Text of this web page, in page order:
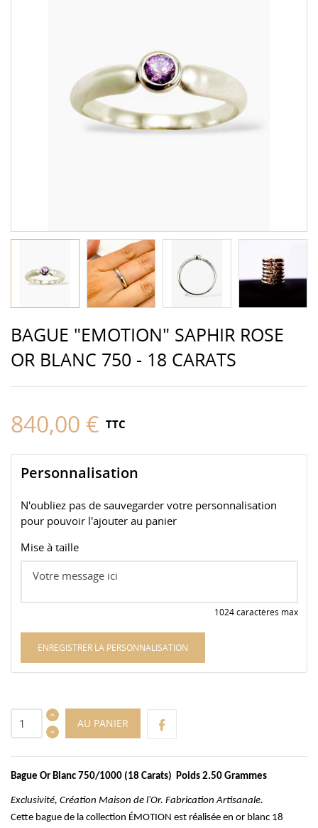
BAGUE "EMOTION" SAPHIR ROSE
OR BLANC 750 - 18 CARATS
840,00 € TTC
Personnalisation
N'oubliez pas de sauvegarder votre personnalisation
pour pouvoir l'ajouter au panier
Mise à taille
1024 caractères max
ENREGISTRER LA PERSONNALISATION
AU PANIER
Bague Or Blanc 750/1000 (18 Carats) Poids 2.50 Grammes
Exclusivité, Création Maison de l'Or. Fabrication Artisanale.
Cette bague de la collection ÉMOTION est réalisée en or blanc 18